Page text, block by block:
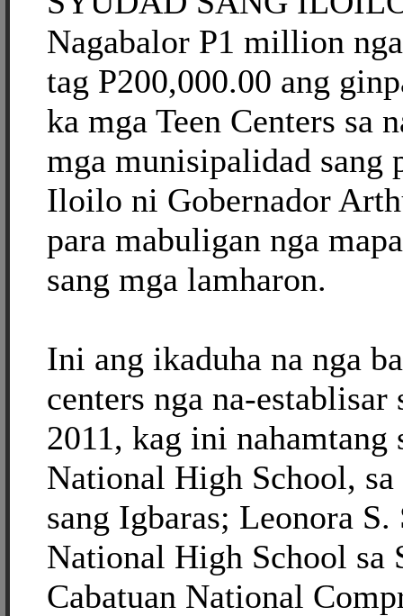
Nagabalor P1 million
tag P200,000.00 ang
ka mga Teen Centers sa
mga munisipalidad sang
Iloilo ni Gobernador
para mabuligan nga
sang mga lamharon.
Ini ang ikaduha na nga
centers nga na-establisar
2011, kag ini nahamtang
National High School,
sang Igbaras; Leonora S.
National High School sa
Cabatuan National